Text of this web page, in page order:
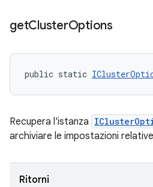
getClusterOptions
public static
Recupera l'istanza
archiviare le impostazioni
Ritorni